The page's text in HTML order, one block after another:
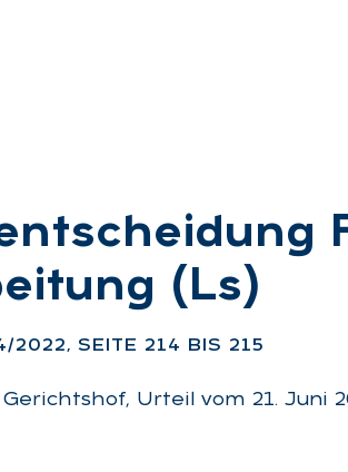
(Ls)
2022, SEI­TE 214 BIS 215
Urteil vom 21. Juni